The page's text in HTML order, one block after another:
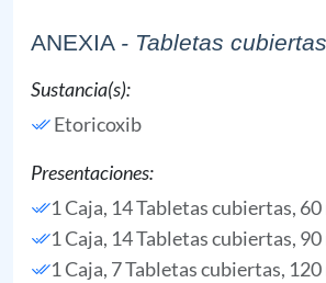
ANEXIA - Tabletas cubiertas
Sustancia(s):
Etoricoxib
Presentaciones:
1 Caja, 14 Tabletas cubiertas, 60
1 Caja, 14 Tabletas cubiertas, 90
1 Caja, 7 Tabletas cubiertas, 120